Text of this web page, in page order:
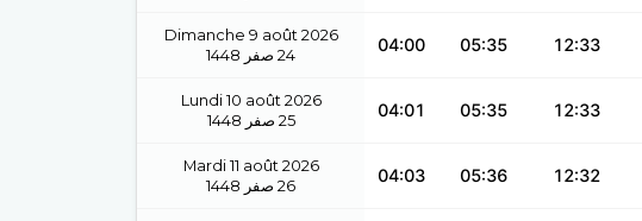
Dimanche 9 août 2026
1448 صفر 24
04:00 05:35 12:33
Lundi 10 août 2026
1448 صفر 25
04:01 05:35 12:33
Mardi 11 août 2026
1448 صفر 26
04:03 05:36 12:32